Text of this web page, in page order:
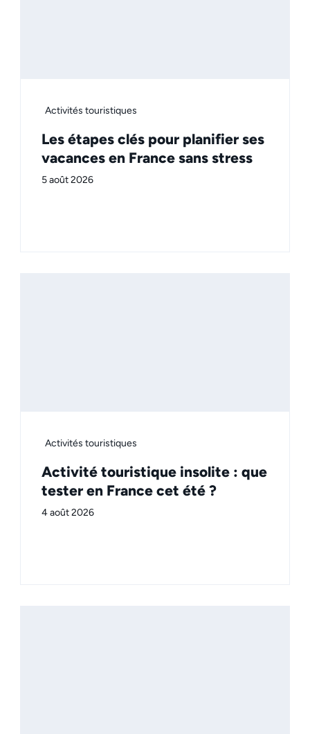
Activités touristiques
Les étapes clés pour planifier ses
vacances en France sans stress
5 août 2026
Activités touristiques
Activité touristique insolite : que
tester en France cet été ?
4 août 2026